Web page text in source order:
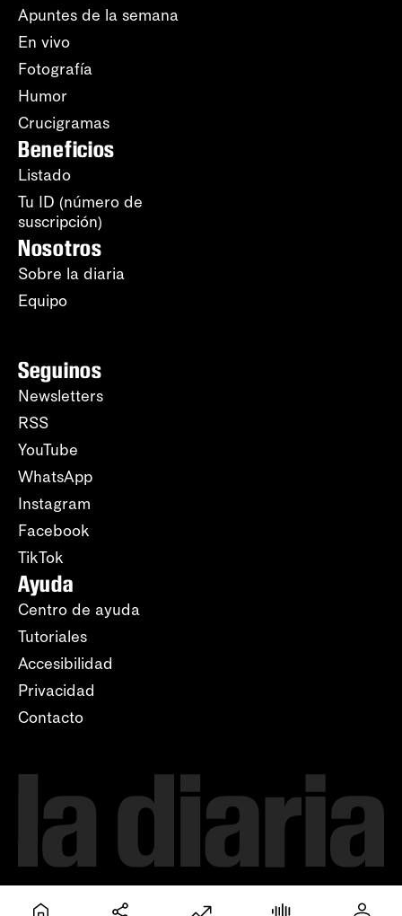
Apuntes de la semana
En vivo
Fotografía
Humor
Crucigramas
Beneficios
Listado
Tu ID (número de
suscripción)
Nosotros
Sobre la diaria
Equipo
Seguinos
Newsletters
RSS
YouTube
WhatsApp
Instagram
Facebook
TikTok
Ayuda
Centro de ayuda
Tutoriales
Accesibilidad
Privacidad
Contacto